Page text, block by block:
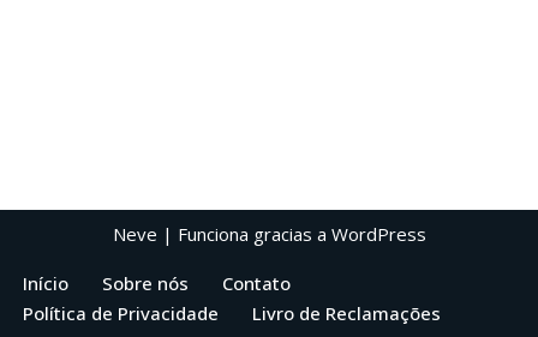
Neve | Funciona gracias a WordPress
Início Sobre nós
Contato
Política de Privacidade
Livro de Reclamações